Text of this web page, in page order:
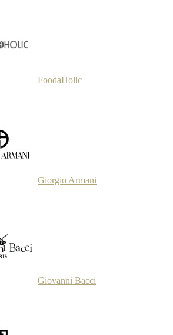
FoodaHolic
Giorgio Armani
Giovanni Bacci